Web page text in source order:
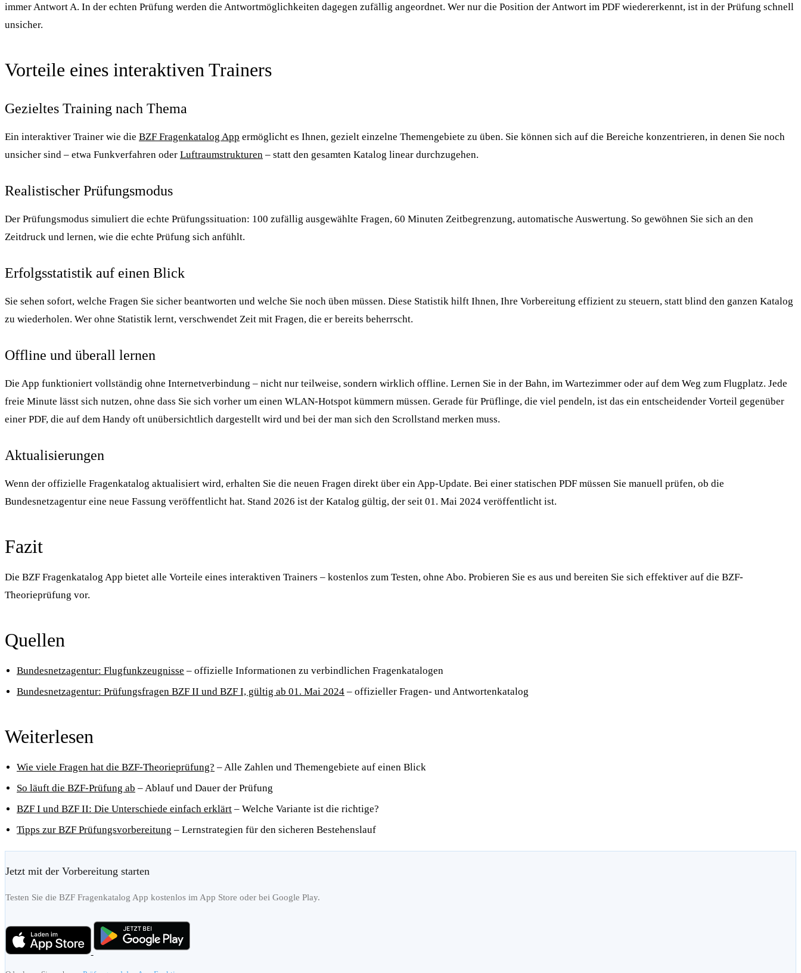
immer Antwort A. In der echten Prüfung werden die Antwortmöglichkeiten dagegen zufällig angeordnet. Wer nur die Position der Antwort im PDF wiedererkennt, ist in der Prüfung schnell
unsicher.
Vorteile eines interaktiven Trainers
Gezieltes Training nach Thema
Ein interaktiver Trainer wie die BZF Fragenkatalog App ermöglicht es Ihnen, gezielt einzelne Themengebiete zu üben. Sie können sich auf die Bereiche konzentrieren, in denen Sie noch
unsicher sind – etwa Funkverfahren oder Luftraumstrukturen – statt den gesamten Katalog linear durchzugehen.
Realistischer Prüfungsmodus
Der Prüfungsmodus simuliert die echte Prüfungssituation: 100 zufällig ausgewählte Fragen, 60 Minuten Zeitbegrenzung, automatische Auswertung. So gewöhnen Sie sich an den
Zeitdruck und lernen, wie die echte Prüfung sich anfühlt.
Erfolgsstatistik auf einen Blick
Sie sehen sofort, welche Fragen Sie sicher beantworten und welche Sie noch üben müssen. Diese Statistik hilft Ihnen, Ihre Vorbereitung effizient zu steuern, statt blind den ganzen Katalog
zu wiederholen. Wer ohne Statistik lernt, verschwendet Zeit mit Fragen, die er bereits beherrscht.
Offline und überall lernen
Die App funktioniert vollständig ohne Internetverbindung – nicht nur teilweise, sondern wirklich offline. Lernen Sie in der Bahn, im Wartezimmer oder auf dem Weg zum Flugplatz. Jede
freie Minute lässt sich nutzen, ohne dass Sie sich vorher um einen WLAN-Hotspot kümmern müssen. Gerade für Prüflinge, die viel pendeln, ist das ein entscheidender Vorteil gegenüber
einer PDF, die auf dem Handy oft unübersichtlich dargestellt wird und bei der man sich den Scrollstand merken muss.
Aktualisierungen
Wenn der offizielle Fragenkatalog aktualisiert wird, erhalten Sie die neuen Fragen direkt über ein App-Update. Bei einer statischen PDF müssen Sie manuell prüfen, ob die
Bundesnetzagentur eine neue Fassung veröffentlicht hat. Stand 2026 ist der Katalog gültig, der seit 01. Mai 2024 veröffentlicht ist.
Fazit
Die BZF Fragenkatalog App bietet alle Vorteile eines interaktiven Trainers – kostenlos zum Testen, ohne Abo. Probieren Sie es aus und bereiten Sie sich effektiver auf die BZF-
Theorieprüfung vor.
Quellen
Bundesnetzagentur: Flugfunkzeugnisse – offizielle Informationen zu verbindlichen Fragenkatalogen
Bundesnetzagentur: Prüfungsfragen BZF II und BZF I, gültig ab 01. Mai 2024 – offizieller Fragen- und Antwortenkatalog
Weiterlesen
Wie viele Fragen hat die BZF-Theorieprüfung? – Alle Zahlen und Themengebiete auf einen Blick
So läuft die BZF-Prüfung ab – Ablauf und Dauer der Prüfung
BZF I und BZF II: Die Unterschiede einfach erklärt – Welche Variante ist die richtige?
Tipps zur BZF Prüfungsvorbereitung – Lernstrategien für den sicheren Bestehenslauf
Jetzt mit der Vorbereitung starten
Testen Sie die BZF Fragenkatalog App kostenlos im App Store oder bei Google Play.